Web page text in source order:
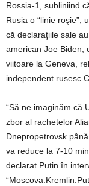
Rossia-1, subliniind
Rusia o “linie roşie”,
că declaraţiile sale
american Joe Biden,
viitoare la Geneva,
independent rusesc
“Să ne imaginăm că
zbor al rachetelor
Dnepropetrovsk
va reduce la 7-10
declarat Putin în